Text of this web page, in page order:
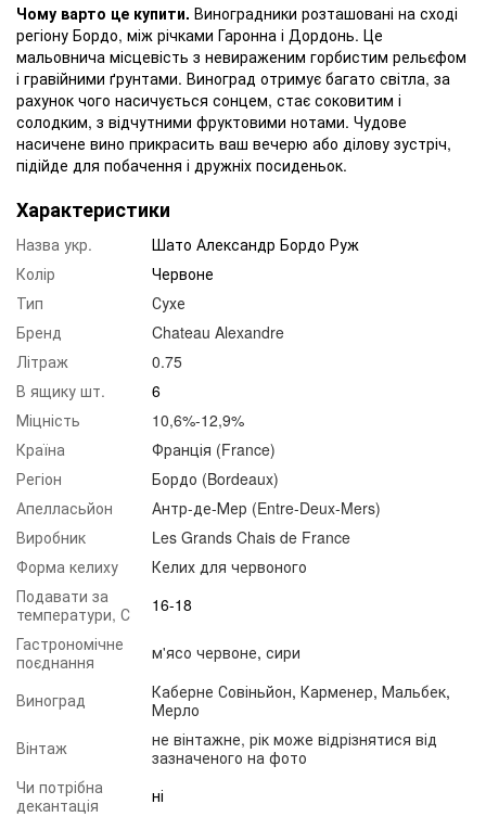
Чому варто це купити. Виноградники розташовані на сході
регіону Бордо, між річками Гаронна і Дордонь. Це
мальовнича місцевість з невираженим горбистим рельєфом
і гравійними ґрунтами. Виноград отримує багато світла, за
рахунок чого насичується сонцем, стає соковитим і
солодким, з відчутними фруктовими нотами. Чудове
насичене вино прикрасить ваш вечерю або ділову зустріч,
підійде для побачення і дружніх посиденьок.
Характеристики
Назва укр.
Шато Александр Бордо Руж
Колір
Червоне
Тип
Сухе
Бренд
Chateau Alexandre
Літраж
0.75
В ящику шт.
6
Міцність
10,6%-12,9%
Країна
Франція (France)
Регіон
Бордо (Bordeaux)
Апелласьйон
Антр-де-Мер (Entre-Deux-Mers)
Виробник
Les Grands Chais de France
Форма келиху
Келих для червоного
Подавати за
температури, С
16-18
Гастрономічне
поєднання
м'ясо червоне, сири
Виноград Каберне Совіньйон, Карменер, Мальбек,
Мерло
Вінтаж
не вінтажне, рік може відрізнятися від
зазначеного на фото
Чи потрібна
декантація
ні